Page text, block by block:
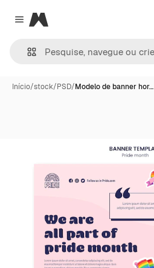
Close menu
Magnific
Início/stock/PSD/Modelo de banner hor…